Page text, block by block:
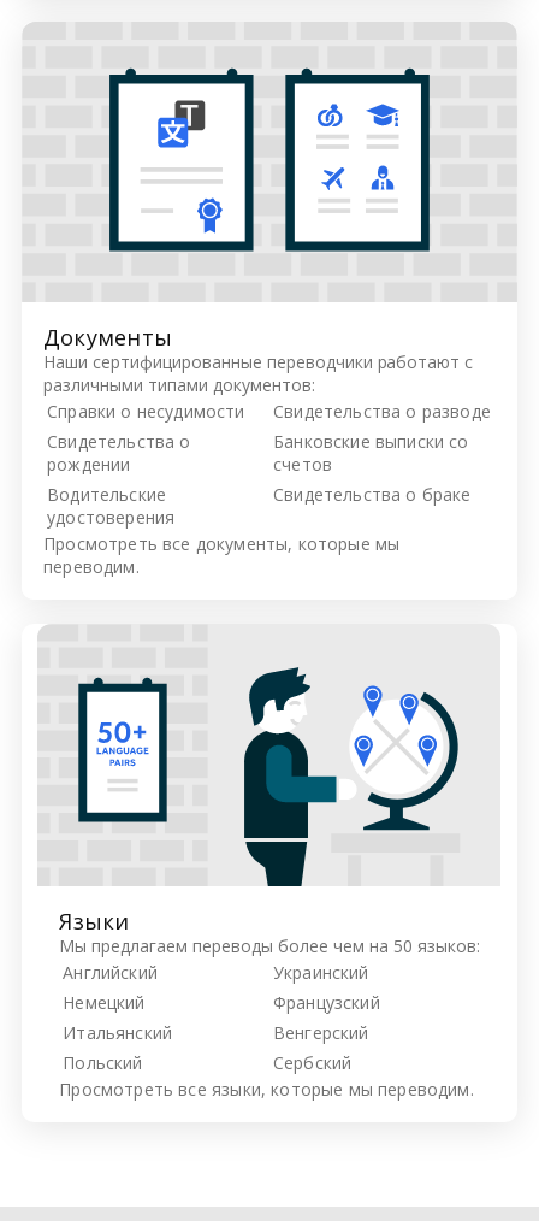
Документы
Наши сертифицированные переводчики работают с
различными типами документов:
Справки о несудимости
Свидетельства о разводе
Свидетельства о
рождении
Банковские выписки со
счетов
Водительские
удостоверения
Свидетельства о браке
Просмотреть все документы, которые мы
переводим.
Языки
Мы предлагаем переводы более чем на 50 языков:
Английский
Украинский
Немецкий
Французский
Итальянский
Венгерский
Польский
Сербский
Просмотреть всеязыки, которые мы переводим.